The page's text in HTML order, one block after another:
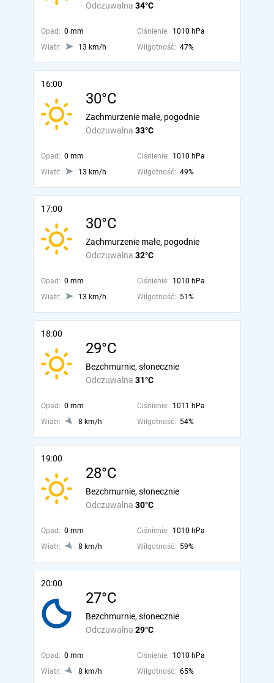
Odczuwalna 34°C
Opad: 0 mm Ciśnienie: 1010 hPa
Wiatr:
13 km/h Wilgotność: 47%
16:00
30°C
Odczuwalna 33°C
Zachmurzenie małe, pogodnie
Opad: 0 mm Ciśnienie: 1010 hPa
Wiatr:
13 km/h Wilgotność: 49%
17:00
30°C
Odczuwalna 32°C
Zachmurzenie małe, pogodnie
Opad: 0 mm Ciśnienie: 1010 hPa
Wiatr:
13 km/h Wilgotność: 51%
18:00
29°C
Odczuwalna 31°C
Bezchmurnie, słonecznie
Opad: 0 mm Ciśnienie: 1011 hPa
Wiatr:
8 km/h Wilgotność: 54%
19:00
28°C
Odczuwalna 30°C
Bezchmurnie, słonecznie
Opad: 0 mm Ciśnienie: 1010 hPa
Wiatr:
8 km/h Wilgotność: 59%
20:00
27°C
Odczuwalna 29°C
Bezchmurnie, słonecznie
Opad: 0 mm Ciśnienie: 1010 hPa
Wiatr:
8 km/h Wilgotność: 65%